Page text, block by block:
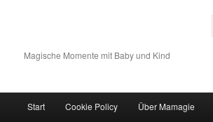
Magische Momente mit Baby und Kind
Zum Inhalt wechseln
Zum sekundären Inhalt wechseln
Start Cookie Policy Über Mamagie